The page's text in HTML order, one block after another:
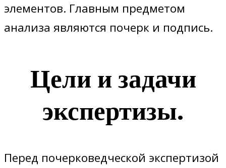
элементов. Главным предметом
анализа являются почерк и подпись.
Цели и задачи
экспертизы.
Перед почерковедческой экспертизой